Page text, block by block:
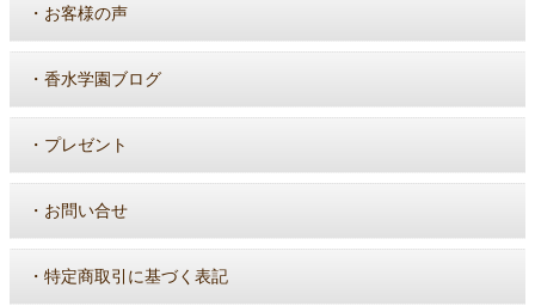
・ お客様の声
・ 香水学園ブログ
・ プレゼント
・ お問い合せ
・ 特定商取引に基づく表記